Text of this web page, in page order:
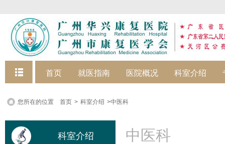
快捷菜单
首页 就医指南 医院概况 科室介绍
您所在的位置 首页 > 科室介绍 >中医科
科室介绍 中医科